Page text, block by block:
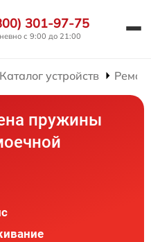
301-97-75
с 9:00 до 21:00
Каталог устройств
пружины